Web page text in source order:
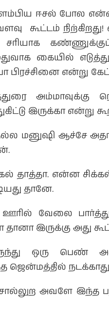
கிளம்பிய ஈசல் போல
கூட்டம் நிற்கிறது!
கையில் எடுத்து
பிரச்சினை என்று
இருக்கா என்று
மனுஷி ஆச்சே அதா
தாத்தா. என்ன
தானே.
வேலை
தானா இருக்கு அது
ஒரு பெண்
நடக்காது
அவளே இந்த